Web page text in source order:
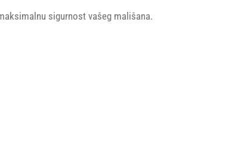
sigurnost vašeg mališana.